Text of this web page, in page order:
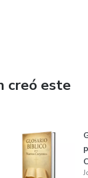
creó este